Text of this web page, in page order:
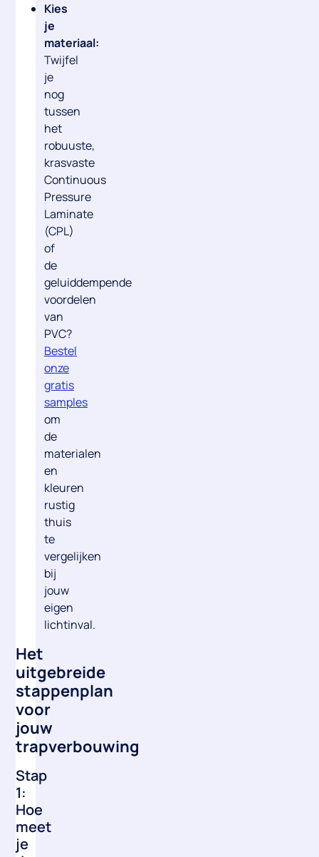
Kies
je
materiaal:
Twijfel
je
nog
tussen
het
robuuste,
krasvaste
Continuous
Pressure
Laminate
(CPL)
of
de
geluiddempende
voordelen
van
PVC?
Bestel
onze
gratis
samples
om
de
materialen
en
kleuren
rustig
thuis
te
vergelijken
bij
jouw
eigen
lichtinval.
Het
uitgebreide
stappenplan
voor
jouw
trapverbouwing
Stap
1:
Hoe
meet
je